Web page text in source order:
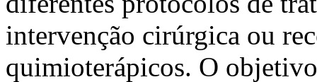
intervenção cirúrgica ou
quimioterápicos. O